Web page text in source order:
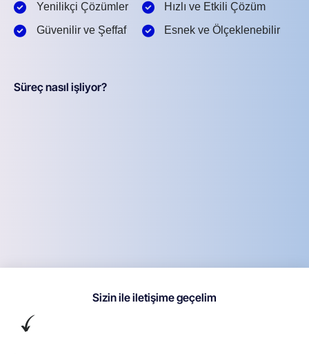
Yenilikçi Çözümler
Güvenilir ve Şeffaf
Hızlı ve Etkili Çözüm
Esnek ve Ölçeklenebilir
Süreç nasıl işliyor?
Sizin ile iletişime geçelim